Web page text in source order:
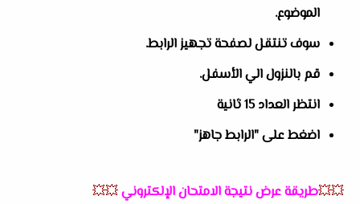
الموضوع.
سوف تنتقل لصفحة تجهيز الرابط.
قم بالنزول الي الأسفل.
انتظر العداد 15 ثانية
اضغط على "الرابط جاهز"
💥💥طريقة عرض نتيجة الامتحان الإلكتروني💥💥